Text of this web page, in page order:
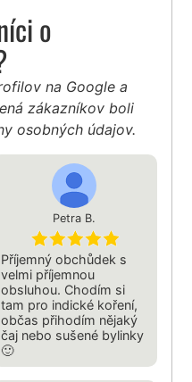
o
na Google a
zákazníkov boli
osobných údajov.
Petra B.
Příjemný obchůdek s
velmi příjemnou
obsluhou. Chodím si
tam pro indické koření,
občas přihodím nějaký
čaj nebo sušené bylinky
🙂